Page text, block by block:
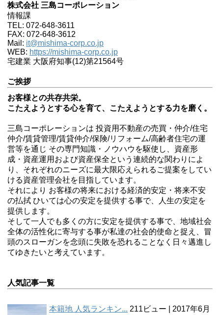
株式会社 三島コーポレーション
情報課
TEL: 072-648-3611
FAX: 072-648-3612
Mail: it@mishima-corp.co.jp
WEB: https://mishima-corp.co.jp
宅建業 大阪府知事(12)第21564号
ご挨拶
お客様との共存共栄。
こたえようとする心を育て、こたえようとする力を磨く。
三島コーポレーションは 投資用不動産の売買・仲介/住宅
仲介/賃貸管理/賃貸仲介/保険/リフォーム/高齢者住宅の運
営等を通じ その専門知識・ノウハウを駆使し、資産形
成・資産運用および資産保全という連続的な関わりによ
り、それぞれのニーズに最大限応えられるご提案をしてい
ける資産管理会社を目指しています。
それにより お客様の将来における経済的安定・将来不安
の払拭 ひいては心の安定を提供する事で、人生の安定を
提供します。
そして一人でも多くの方に安定を提供する事で、地域社会
全体の活性化に寄与する事が私達の社会的使命と捉え、冒
頭のスローガンを念頭に失敗を恐れることなく日々邁進し
てゆきたいと考えています。
人気記事一覧
本籍地 人気ランキン... 211ビュー
2017年6月